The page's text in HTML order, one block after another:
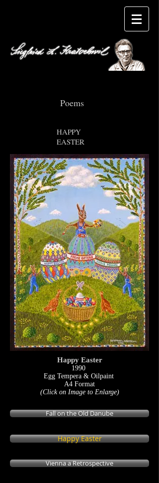
Naiver Maler/Dichter
Poems
HAPPY
EASTER
Fall on the Old Danube
Happy Easter
Vienna a Retrospective
Happy Easter
1990
Egg Tempera & Oilpaint
A4 Format
(Click on Image to Enlarge)